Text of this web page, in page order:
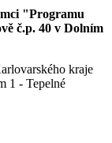
"Programu
č.p. 40 v Dolním
kraje
1 - Tepelné